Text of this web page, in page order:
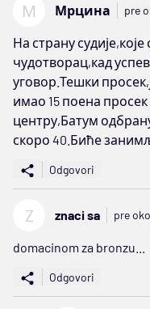
М Мрцина pre
На страну судије,које
чудотворац,кад
уговор.Тешки
имао 15 поена
центру,Батум
скоро 40.Биће
Odgovori
Z znaci sa pre
domacinom za bronzu...
Odgovori